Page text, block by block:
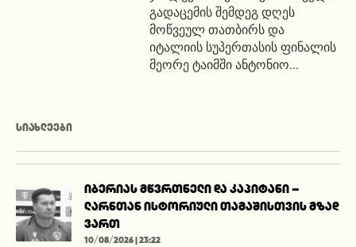
გადაცემის შემდეგ დღეს
მოწვეულ თათბირს და
იტალიის სუპერთასის ფინალის
მეორე ტაიმში ანტონიო...
ᲡᲘᲐᲮᲚᲔᲔᲑᲘ
იბერიას მწვრთნელი და კაპიტანი –
ლარნთან ისტორიული თამაშისთვის მზად
ვართ
10/08/2026 | 23:22